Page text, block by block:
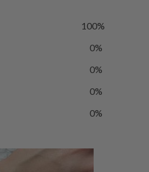
100%
0%
0%
0%
0%